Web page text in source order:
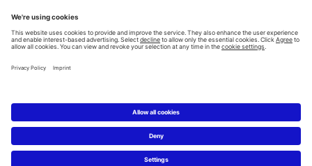
Français
Italiano
Copyright © 2026 Duravit AG
Impressum|Hinweisgebersystem|
|Datenschutzerklärung
Cookie Einstellungen